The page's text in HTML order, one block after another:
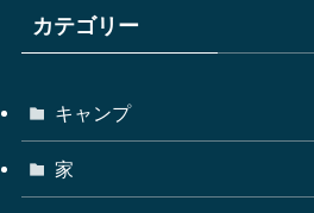
カテゴリー
キャンプ
家